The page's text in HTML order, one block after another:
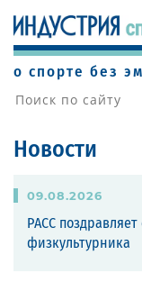
о спорте без
Новости
09.08.2026
РАСС
физкультурника